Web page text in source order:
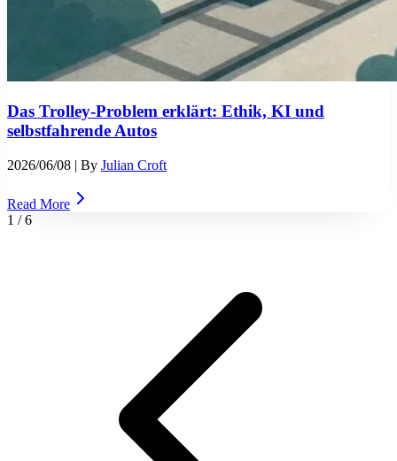
Das Trolley-Problem erklärt: Ethik, KI und
selbstfahrende Autos
2026/06/08 | By Julian Croft
Read More
1 /6